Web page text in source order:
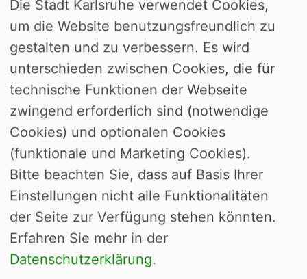
Staatsangehörigen aus Staaten
außerhalb der EU oder des EWR, die in
Deutschland studieren.
Nähere Informationen zur
Gültigkeitsdauer und den
Voraussetzungen finden Sie unter "
Aufenthaltserlaubnis für Studierende aus
Staaten außerhalb EU/EWR - beantragen
".
Onlineantrag
Formulare und weitere Angebote
Die Stadt Karlsruhe verwendet Cookies,
um die Website benutzungsfreundlich zu
gestalten und zu verbessern. Es wird
unterschieden zwischen Cookies, die für
technische Funktionen der Webseite
zwingend erforderlich sind (notwendige
Cookies) und optionalen Cookies
(funktionale und Marketing Cookies).
Bitte beachten Sie, dass auf Basis Ihrer
Einstellungen nicht alle Funktionalitäten
der Seite zur Verfügung stehen könnten.
Erfahren Sie mehr in der
Datenschutzerklärung.